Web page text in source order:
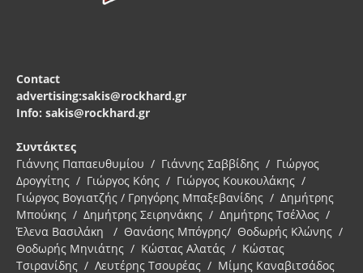
Contact
advertising:sakis@rockhard.gr
Info: sakis@rockhard.gr
Συντάκτες
Γιάννης Παπαευθυμίου / Γιάννης Σαββίδης / Γιώργος
Δρογγίτης / Γιώργος Κόης / Γιώργος Κουκουλάκης /
Γιώργος Βογιατζής / Γρηγόρης Μπαξεβανίδης / Δημήτρης
Μπούκης / Δημήτρης Σειρηνάκης / Δημήτρης Τσέλλος /
Έλενα Βασιλάκη / Θανάσης Μπόγρης/ Θοδωρής Κλώνης /
Θοδωρής Μηνιάτης / Κώστας Αλατάς / Κώστας
Τσιρανίδης / Λευτέρης Τσουρέας / Μίμης Καναβιτσάδος